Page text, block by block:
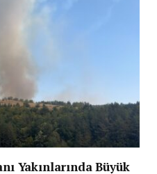
Yakınlarında Büyük